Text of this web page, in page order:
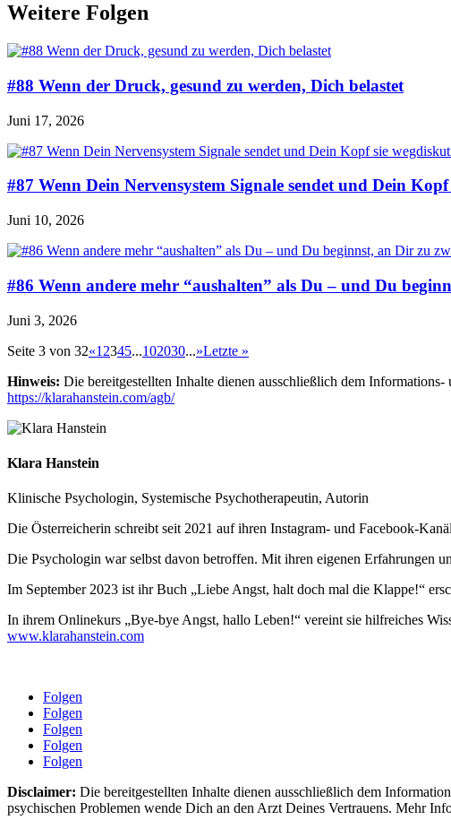
Weitere Folgen
#88 Wenn der Druck, gesund zu werden, Dich belastet
Juni 17, 2026
#87 Wenn Dein Nervensystem Signale sendet und Dein
Juni 10, 2026
#86 Wenn andere mehr “aushalten” als Du – und Du
Juni 3, 2026
Seite 3 von 32«1 2345...102030...»Letzte »
Hinweis: Die bereitgestellten Inhalte dienen ausschließlich dem
https://klarahanstein.com/agb/
Klara Hanstein
Klinische Psychologin, Systemische Psychotherapeutin, Autorin
Die Österreicherin schreibt seit 2021 auf ihren Instagram- und Facebook-
Die Psychologin war selbst davon betroffen. Mit ihren eigenen Erfahrungen
Im September 2023 ist ihr Buch „Liebe Angst, halt doch mal die Klappe!“
In ihrem Onlinekurs „Bye-bye Angst, hallo Leben!“ vereint sie hilfreiches
www.klarahanstein.com
Folgen
Folgen
Folgen
Folgen
Folgen
Disclaimer: Die bereitgestellten Inhalte dienen ausschließlich dem
psychischen Problemen wende Dich an den Arzt Deines Vertrauens. Mehr